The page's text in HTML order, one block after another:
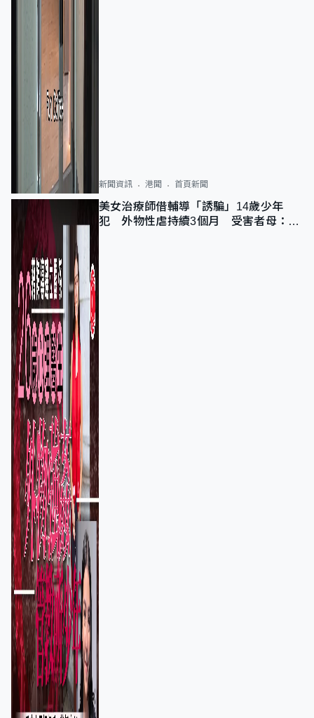
新聞資訊 港聞 首頁新聞
美女治療師借輔導「誘騙」14歲少年
犯 外物性虐持續3個月 受害者母：要